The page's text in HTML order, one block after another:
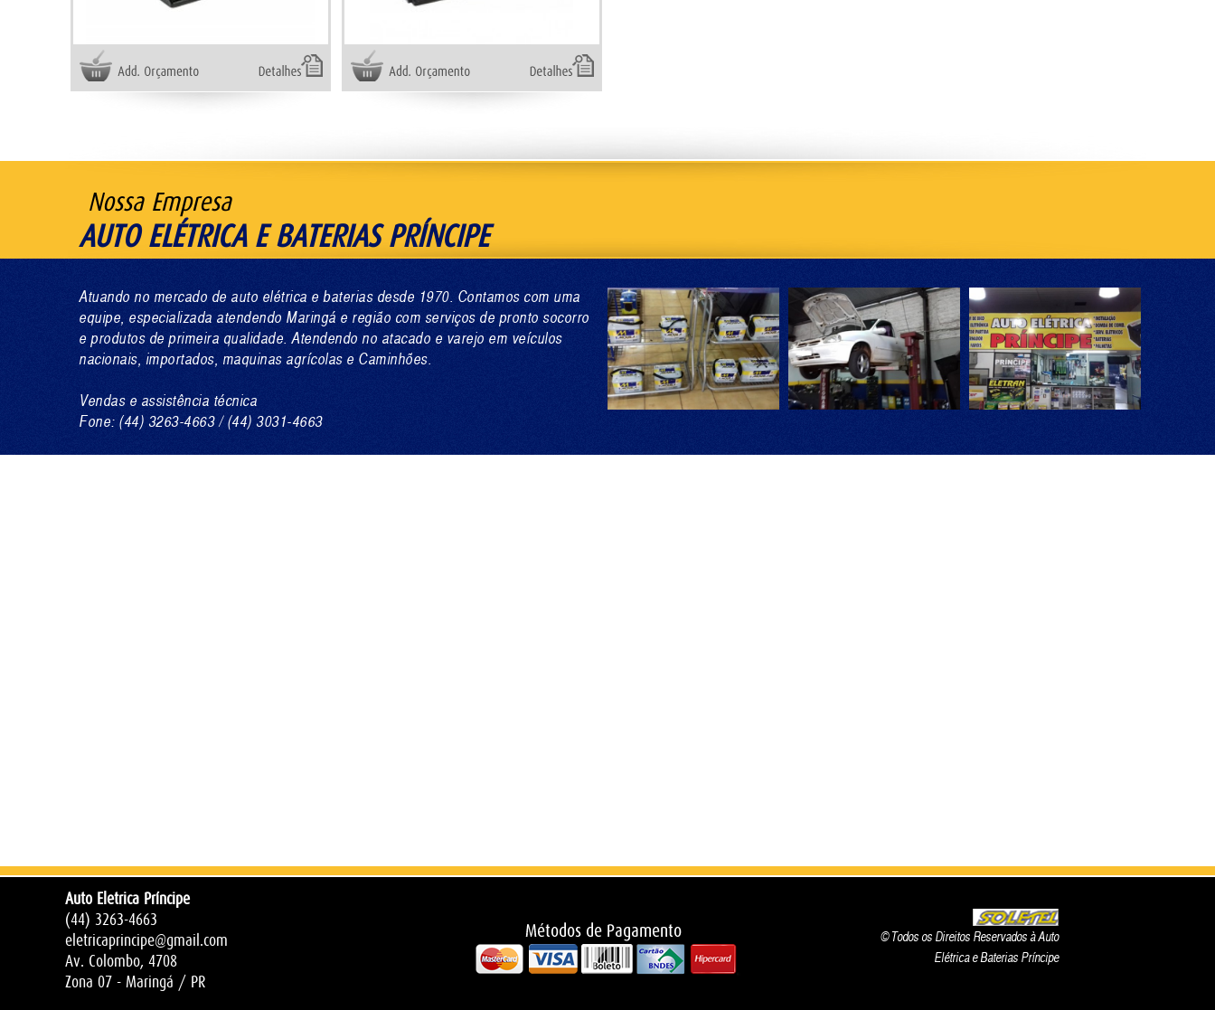
Nossa Empresa
AUTO ELÉTRICA E BATERIAS PRÍNCIPE
Atuando no mercado de auto elétrica e baterias desde 1970. Contamos com uma
equipe, especializada atendendo Maringá e região com serviços de pronto socorro
e produtos de primeira qualidade. Atendendo no atacado e varejo em veículos
nacionais, importados, maquinas agrícolas e Caminhões.
Vendas e assistência técnica
Fone: (44) 3263-4663 / (44) 3031-4663
Auto Eletrica Príncipe
(44) 3263-4663
eletricaprincipe@gmail.com
Av. Colombo, 4708
Zona 07 - Maringá / PR
© Todos os Direitos Reservados à Auto
Elétrica e Baterias Príncipe